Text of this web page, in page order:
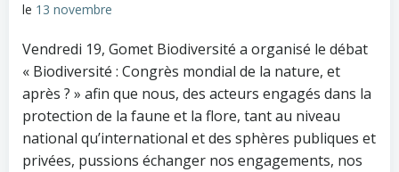
le 13 novembre
Vendredi 19, Gomet Biodiversité a organisé le débat
« Biodiversité : Congrès mondial de la nature, et
après ? » afin que nous, des acteurs engagés dans la
protection de la faune et la flore, tant au niveau
national qu’international et des sphères publiques et
privées, pussions échanger nos engagements, nos